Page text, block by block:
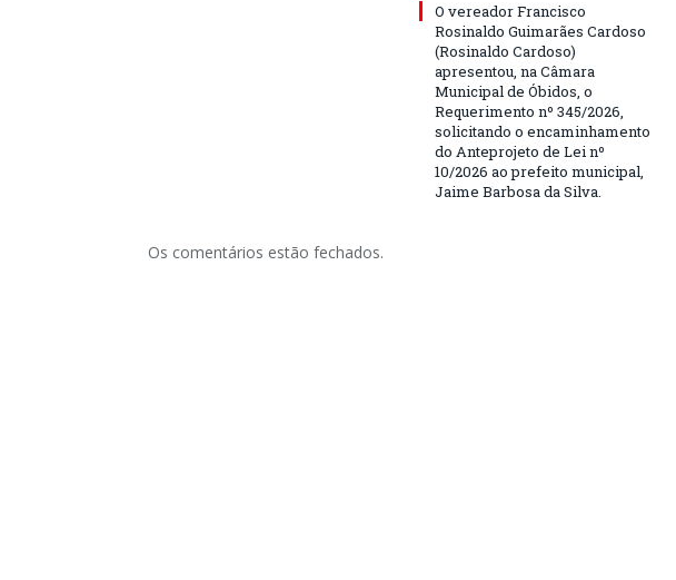
O vereador Francisco
Rosinaldo Guimarães Cardoso
(Rosinaldo Cardoso)
apresentou, na Câmara
Municipal de Óbidos, o
Requerimento nº 345/2026,
solicitando o encaminhamento
do Anteprojeto de Lei nº
10/2026 ao prefeito municipal,
Jaime Barbosa da Silva.
Os comentários estão fechados.